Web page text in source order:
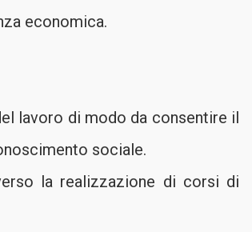
economica.
lavoro di modo da consentire il
sociale.
la realizzazione di corsi di